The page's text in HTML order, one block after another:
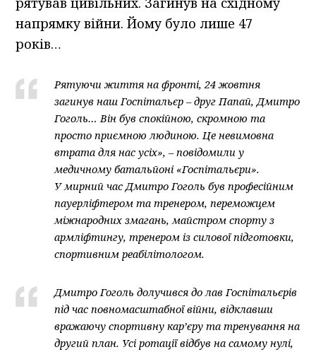
напрямку війни. Йому було лише 47
років…
Рятуючи життя на фронті, 24 жовтня
загинув наш Госпітальєр – друг Папай, Дмитро
Гоголь… Він був спокійною, скромною та
просто приємною людиною. Це невимовна
втрата для нас усіх», – повідомили у
медичному батальйоні «Госпітальєри».
У мирний час Дмитро Гоголь був професійним
пауерліфтером та тренером, переможцем
міжнародних змагань, майстром спорту з
армліфтингу, тренером із силової підготовки,
спортивним реабілітологом.
Дмитро Гоголь долучився до лав Госпітальєрів
під час повномасштабної війни, відклавши
вражаючу спортивну кар’єру та тренування на
другий план. Усі ротації відбув на самому нулі,